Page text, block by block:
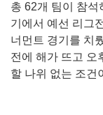
총 62개 팀이 참석
기에서 예선 리그
너먼트 경기를 치
전에 해가 뜨고 오
할 나위 없는 조건